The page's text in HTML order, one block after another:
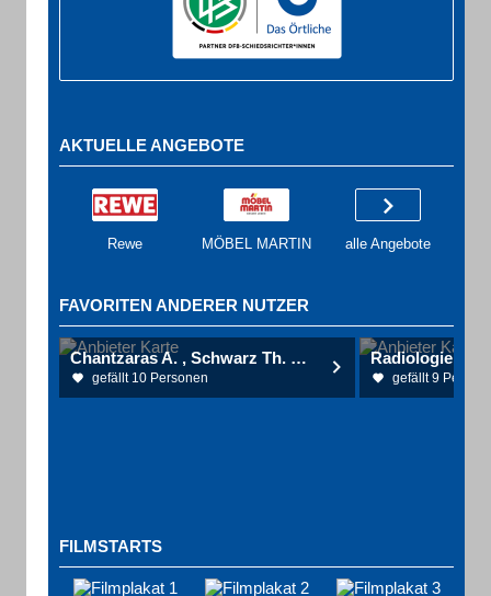
AKTUELLE ANGEBOTE
Rewe MÖBEL MARTIN alle Angebote
FAVORITEN ANDERER NUTZER
Chantzaras A. , Schwarz Th. Dr.med. Augenärzte
gefällt 10 Personen gefällt 9
FILMSTARTS